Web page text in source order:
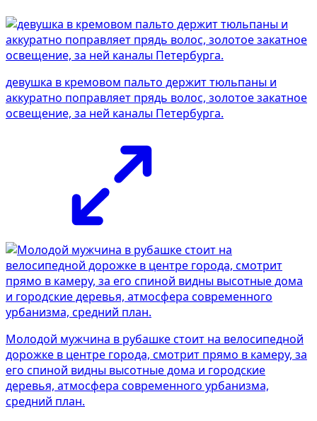
девушка в кремовом пальто держит тюльпаны и
аккуратно поправляет прядь волос, золотое закатное
освещение, за ней каналы Петербурга.
Молодой мужчина в рубашке стоит на велосипедной
дорожке в центре города, смотрит прямо в камеру, за
его спиной видны высотные дома и городские
деревья, атмосфера современного урбанизма,
средний план.